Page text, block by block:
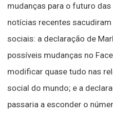
mudanças para o futuro
notícias recentes
sociais: a declaração de
possíveis mudanças no
modificar quase tudo nas
social do mundo; e a
passaria a esconder o